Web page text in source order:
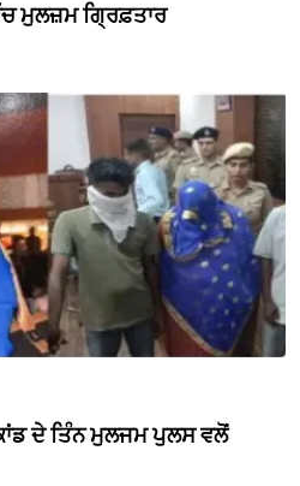
ਮੁਲਜ਼ਮ ਗ੍ਰਿਫ਼ਤਾਰ
ਦੇ ਤਿੰਨ ਮੁਲਜਮ ਪੁਲਸ ਵਲੋਂ